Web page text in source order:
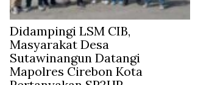
Didampingi LSM CIB,
Masyarakat Desa
Sutawinangun Datangi
Mapolres Cirebon Kota